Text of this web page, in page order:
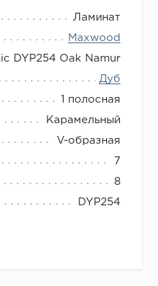
Ламинат
Maxwood
DYP254 Oak Namur
Дуб
1 полосная
Карамельный
V-образная
7
8
DYP254